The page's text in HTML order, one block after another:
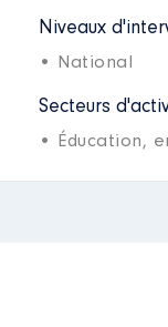
Niveaux
• National
Secteurs
• Éducation,